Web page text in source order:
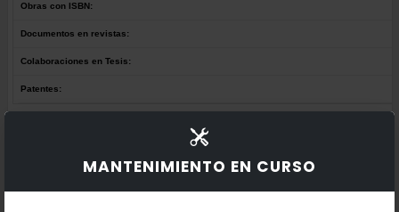
MANTENIMIENTO EN CURSO
Obras con ISBN:
Documentos en revistas:
Colaboraciones en Tesis:
Patentes:
No hay obras de este autor.
Documentos en revistas: